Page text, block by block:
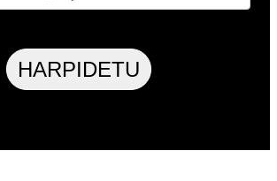
HARPIDETU